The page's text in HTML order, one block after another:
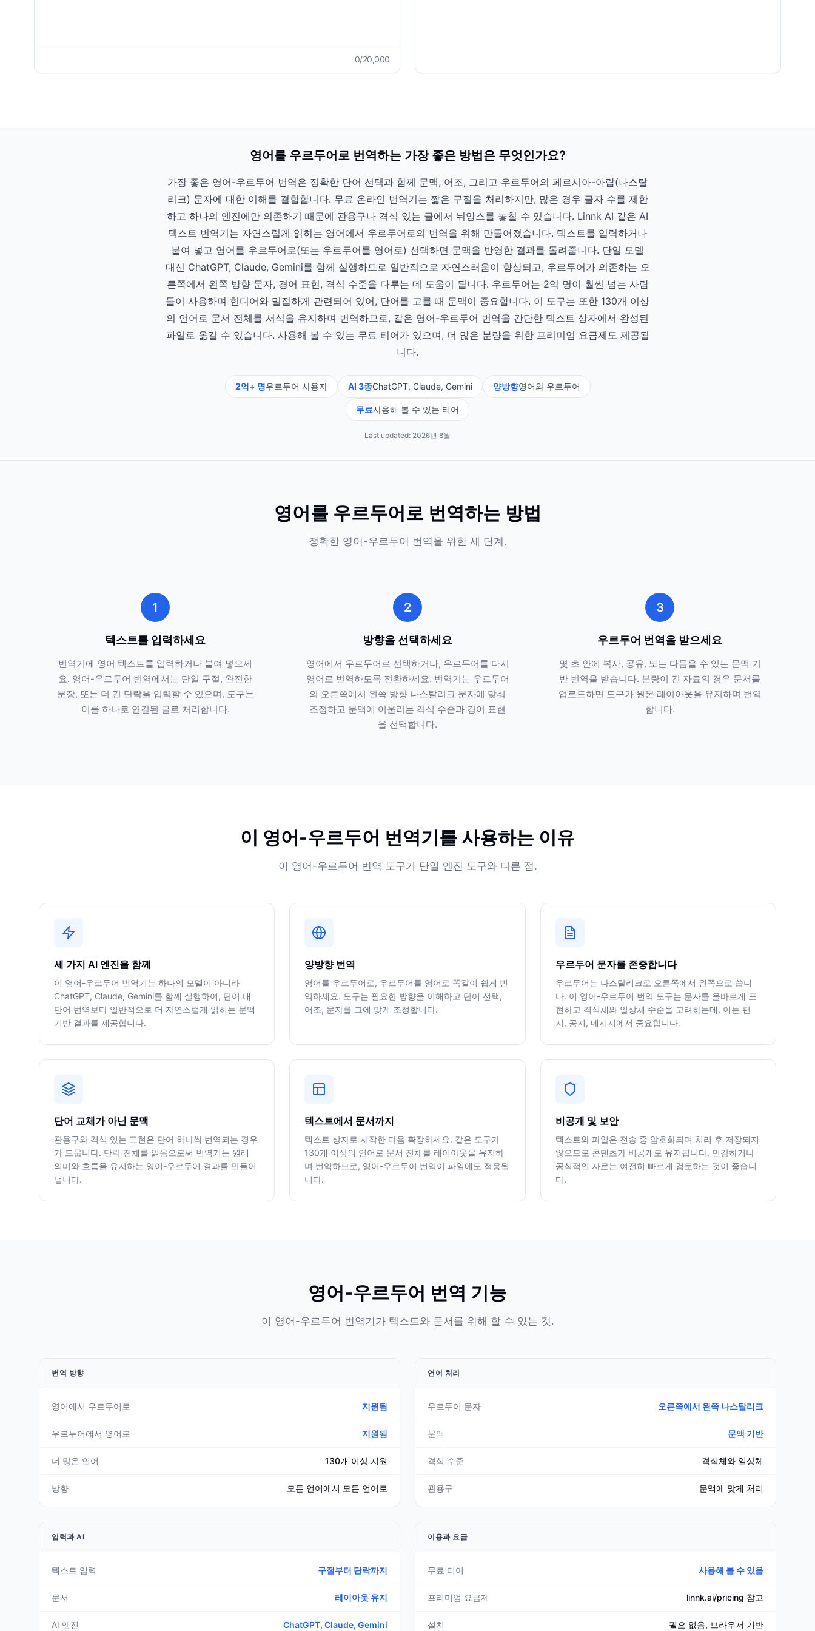
0/20,000
영어를 우르두어로 번역하는 가장 좋은 방법은 무엇인가요?
가장 좋은 영어-우르두어 번역은 정확한 단어 선택과 함께 문맥, 어조, 그리고 우르두어의 페르시아-아랍(나스탈
리크) 문자에 대한 이해를 결합합니다. 무료 온라인 번역기는 짧은 구절을 처리하지만, 많은 경우 글자 수를 제한
하고 하나의 엔진에만 의존하기 때문에 관용구나 격식 있는 글에서 뉘앙스를 놓칠 수 있습니다. Linnk AI 같은 AI
텍스트 번역기는 자연스럽게 읽히는 영어에서 우르두어로의 번역을 위해 만들어졌습니다. 텍스트를 입력하거나
붙여 넣고 영어를 우르두어로(또는 우르두어를 영어로) 선택하면 문맥을 반영한 결과를 돌려줍니다. 단일 모델
대신 ChatGPT, Claude, Gemini를 함께 실행하므로 일반적으로 자연스러움이 향상되고, 우르두어가 의존하는 오
른쪽에서 왼쪽 방향 문자, 경어 표현, 격식 수준을 다루는 데 도움이 됩니다. 우르두어는 2억 명이 훨씬 넘는 사람
들이 사용하며 힌디어와 밀접하게 관련되어 있어, 단어를 고를 때 문맥이 중요합니다. 이 도구는 또한 130개 이상
의 언어로 문서 전체를 서식을 유지하며 번역하므로, 같은 영어-우르두어 번역을 간단한 텍스트 상자에서 완성된
파일로 옮길 수 있습니다. 사용해 볼 수 있는 무료 티어가 있으며, 더 많은 분량을 위한 프리미엄 요금제도 제공됩
니다.
2억+ 명우르두어 사용자 AI 3종ChatGPT, Claude, Gemini 양방향영어와 우르두어
무료사용해 볼 수 있는 티어
Last updated: 2026년 8월
영어를 우르두어로 번역하는 방법
정확한 영어-우르두어 번역을 위한 세 단계.
1
텍스트를 입력하세요
번역기에 영어 텍스트를 입력하거나 붙여 넣으세
요. 영어-우르두어 번역에서는 단일 구절, 완전한
문장, 또는 더 긴 단락을 입력할 수 있으며, 도구는
이를 하나로 연결된 글로 처리합니다.
2
방향을 선택하세요
영어에서 우르두어로 선택하거나, 우르두어를 다시
영어로 번역하도록 전환하세요. 번역기는 우르두어
의 오른쪽에서 왼쪽 방향 나스탈리크 문자에 맞춰
조정하고 문맥에 어울리는 격식 수준과 경어 표현
을 선택합니다.
3
우르두어 번역을 받으세요
몇 초 안에 복사, 공유, 또는 다듬을 수 있는 문맥 기
반 번역을 받습니다. 분량이 긴 자료의 경우 문서를
업로드하면 도구가 원본 레이아웃을 유지하며 번역
합니다.
이 영어-우르두어 번역기를 사용하는 이유
이 영어-우르두어 번역 도구가 단일 엔진 도구와 다른 점.
세 가지 AI 엔진을 함께
이 영어-우르두어 번역기는 하나의 모델이 아니라
ChatGPT, Claude, Gemini를 함께 실행하여, 단어 대
단어 번역보다 일반적으로 더 자연스럽게 읽히는 문맥
기반 결과를 제공합니다.
양방향 번역
영어를 우르두어로, 우르두어를 영어로 똑같이 쉽게 번
역하세요. 도구는 필요한 방향을 이해하고 단어 선택,
어조, 문자를 그에 맞게 조정합니다.
우르두어 문자를 존중합니다
우르두어는 나스탈리크로 오른쪽에서 왼쪽으로 씁니
다. 이 영어-우르두어 번역 도구는 문자를 올바르게 표
현하고 격식체와 일상체 수준을 고려하는데, 이는 편
지, 공지, 메시지에서 중요합니다.
단어 교체가 아닌 문맥
관용구와 격식 있는 표현은 단어 하나씩 번역되는 경우
가 드뭅니다. 단락 전체를 읽음으로써 번역기는 원래
의미와 흐름을 유지하는 영어-우르두어 결과를 만들어
냅니다.
텍스트에서 문서까지
텍스트 상자로 시작한 다음 확장하세요. 같은 도구가
130개 이상의 언어로 문서 전체를 레이아웃을 유지하
며 번역하므로, 영어-우르두어 번역이 파일에도 적용됩
니다.
비공개 및 보안
텍스트와 파일은 전송 중 암호화되며 처리 후 저장되지
않으므로 콘텐츠가 비공개로 유지됩니다. 민감하거나
공식적인 자료는 여전히 빠르게 검토하는 것이 좋습니
다.
영어-우르두어 번역 기능
이 영어-우르두어 번역기가 텍스트와 문서를 위해 할 수 있는 것.
번역 방향
영어에서 우르두어로 지원됨
우르두어에서 영어로 지원됨
더 많은 언어 130개 이상 지원
방향 모든 언어에서 모든 언어로
언어 처리
우르두어 문자 오른쪽에서 왼쪽 나스탈리크
문맥 문맥 기반
격식 수준 격식체와 일상체
관용구 문맥에 맞게 처리
입력과 AI
텍스트 입력 구절부터 단락까지
문서 레이아웃 유지
AI 엔진 ChatGPT, Claude, Gemini
이용과 요금
무료 티어 사용해 볼 수 있음
프리미엄 요금제 linnk.ai/pricing 참고
설치 필요 없음, 브라우저 기반